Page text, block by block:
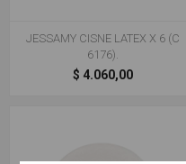
JESSAMY CISNE LATEX X 6 (C
6176).
$ 4.060,00